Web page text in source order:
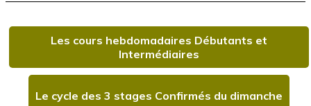
Les cours hebdomadaires Débutants et
Intermédiaires
Le cycle des 3 stages Confirmés du dimanche